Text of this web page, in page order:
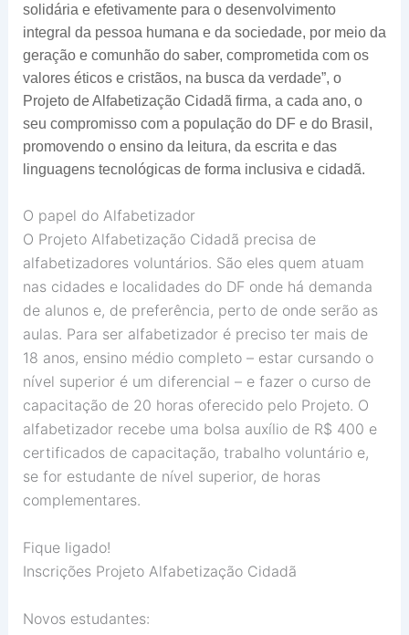
solidária e efetivamente para o desenvolvimento
integral da pessoa humana e da sociedade, por meio da
geração e comunhão do saber, comprometida com os
valores éticos e cristãos, na busca da verdade”, o
Projeto de Alfabetização Cidadã firma, a cada ano, o
seu compromisso com a população do DF e do Brasil,
promovendo o ensino da leitura, da escrita e das
linguagens tecnológicas de forma inclusiva e cidadã.
O papel do Alfabetizador
O Projeto Alfabetização Cidadã precisa de
alfabetizadores voluntários. São eles quem atuam
nas cidades e localidades do DF onde há demanda
de alunos e, de preferência, perto de onde serão as
aulas. Para ser alfabetizador é preciso ter mais de
18 anos, ensino médio completo – estar cursando o
nível superior é um diferencial – e fazer o curso de
capacitação de 20 horas oferecido pelo Projeto. O
alfabetizador recebe uma bolsa auxílio de R$ 400 e
certificados de capacitação, trabalho voluntário e,
se for estudante de nível superior, de horas
complementares.
Fique ligado!
Inscrições Projeto Alfabetização Cidadã
Novos estudantes: